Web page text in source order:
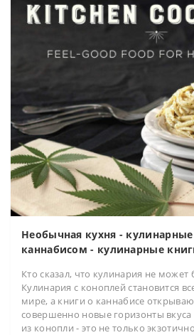
Необычная кухня -
каннабисом - кулинарные
Кто сказал, что кулинария не
Кулинария с коноплей становится
мире, а книги о каннабисе
совершенно новые горизонты вкуса
из конопли - это не только